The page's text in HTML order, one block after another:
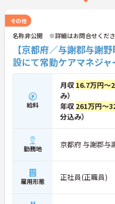
その他
名称非公開 ※詳細はお問合せくだ
【京都府／与謝郡与謝
設にて常勤ケアマネジ
給料
月収 16.7万円～
み）
年収 261万円～
分込み）
勤務地 京都府 与謝郡与
雇用形態 正社員(正職員)